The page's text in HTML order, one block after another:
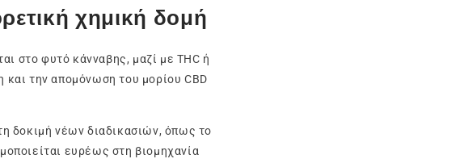
χημική δομή
στο φυτό κάνναβης, μαζί με THC ή
την απομόνωση του μορίου CBD
δοκιμή νέων διαδικασιών, όπως το
ευρέως στη βιομηχανία